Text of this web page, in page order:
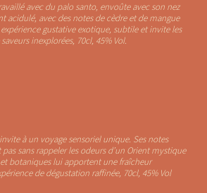
avec du palo santo, envoûte avec son nez
acidulé, avec des notes de cèdre et de mangue
gustative exotique, subtile et invite les
inexplorées, 70cl, 45% Vol.
à un voyage sensoriel unique. Ses notes
sans rappeler les odeurs d’un Orient mystique
botaniques lui apportent une fraîcheur
de dégustation raffinée, 70cl, 45% Vol